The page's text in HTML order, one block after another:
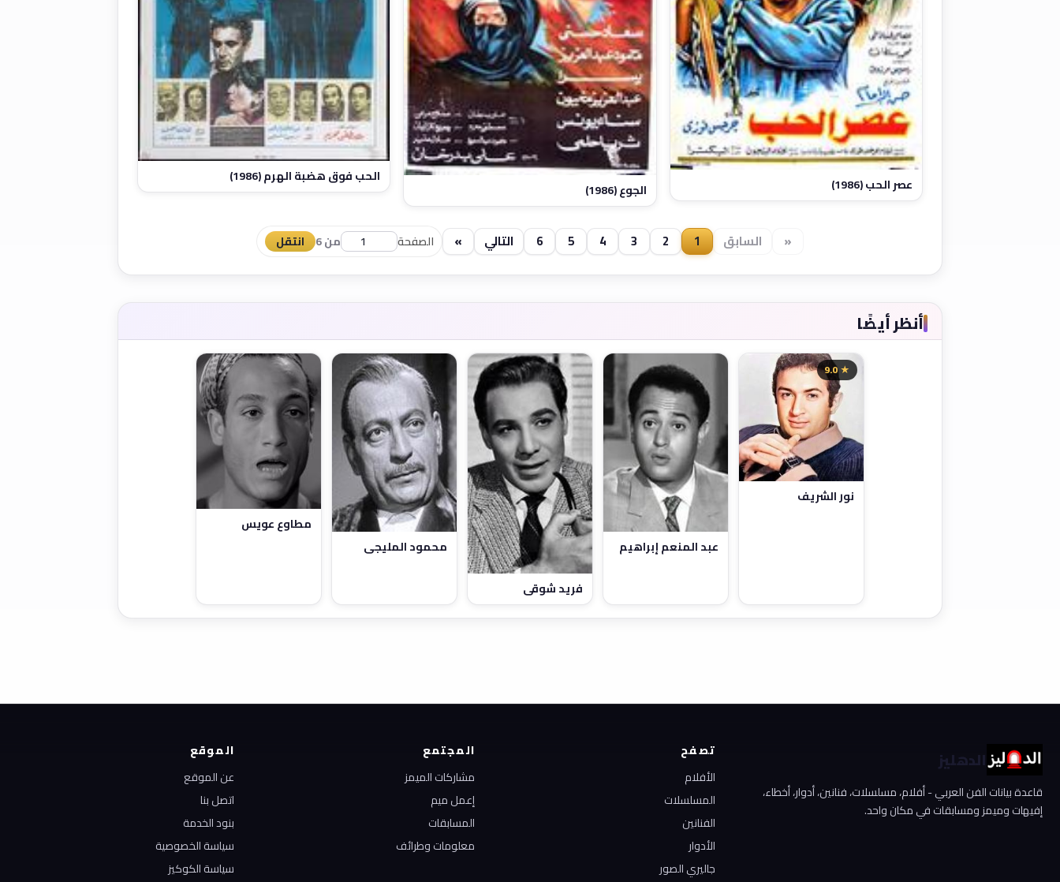
عصر الحب (1986) الجوع (1986)
الحب فوق هضبة الهرم (1986)
« السابق 1
2
3
4
5
6 التالي » الصفحة من 6 انتقل
أنظر أيضًا
★ 9.0
نور الشريف
عبد المنعم إبراهيم
فريد شوقي
محمود المليجي
مطاوع عويس
الدهليز
قاعدة بيانات الفن العربي - أفلام، مسلسلات، فنانين، أدوار، أخطاء،
إفيهات وميمز ومسابقات في مكان واحد.
تصفح
الأفلام
المسلسلات
الفنانين
الأدوار
جاليري الصور
المجتمع
مشاركات الميمز
إعمل ميم
المسابقات
معلومات وطرائف
الموقع
عن الموقع
اتصل بنا
بنود الخدمة
سياسة الخصوصية
سياسة الكوكيز